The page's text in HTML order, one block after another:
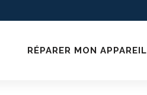
RÉPARER MON APPAREIL